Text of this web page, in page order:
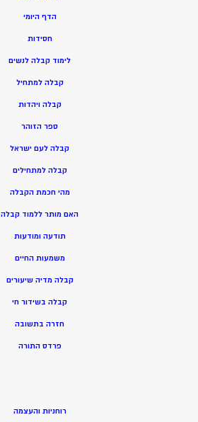
הדף היומי
חסידות
לימוד קבלה לנשים
קבלה למתחיל
קבלה ויהדות
ספר הזוהר
קבלה לעם ישראל
קבלה למתחילים
מהי חכמת הקבלה
האם מותר ללמוד קבלה
תודעה ומודעות
משמעות החיים
קבלה מדיה שיעורים
קבלה בשידור חי
חזרה בתשובה
פרדס התורה
רוחניות והעצמה